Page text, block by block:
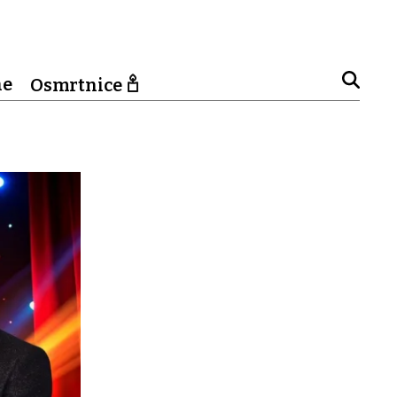
Osmrtnice